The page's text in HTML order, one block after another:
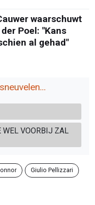
waarschuwt
Poel: "Kans
al gehad"
WEL VOORBIJ ZAL
Giulio Pellizzari